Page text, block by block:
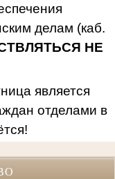
делам (каб.
НЕ
является
отделами в